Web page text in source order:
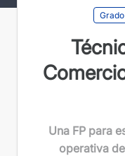
Una FP para
operativa